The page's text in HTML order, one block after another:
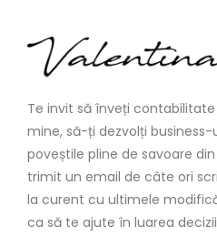
Te invit să înveți
mine, să-ți dezvolți
poveștile pline de savoare
trimit un email de câte ori
la curent cu ultimele
ca să te ajute în luarea